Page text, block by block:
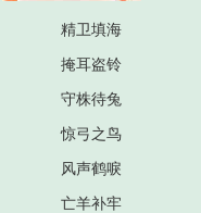
精卫填海
掩耳盗铃
守株待兔
惊弓之鸟
风声鹤唳
亡羊补牢